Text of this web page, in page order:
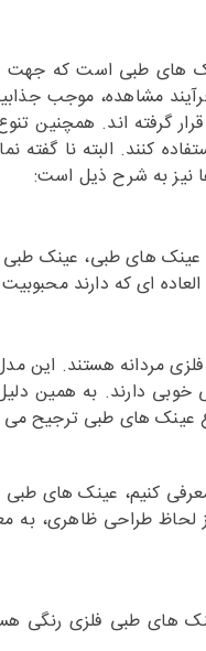
های طبی است که
مشاهده، موجب
گرفته اند. همچنین
کنند. البته نا
نیز به شرح ذیل است:
عینک های طبی، عینک
ای که دارند
مردانه هستند. این
دارند. به همین
عینک های طبی ترجیح
کنیم، عینک های
طراحی ظاهری، به
های طبی فلزی رنگی